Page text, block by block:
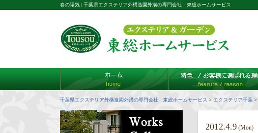
春の陽気 | 千葉県エクステリア外構造園外溝の専門会社 東総ホームサービス
千葉県エクステリア外構造園外溝の専門会社 東総ホームサービス > エクステリア千葉 >
2012.4.9 (Mon)